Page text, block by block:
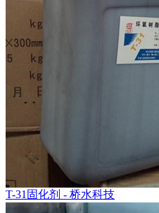
T-31固化剂 - 桥水科技